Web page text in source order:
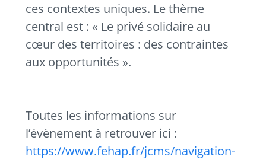
ces contextes uniques. Le thème
central est : « Le privé solidaire au
cœur des territoires : des contraintes
aux opportunités ».
Toutes les informations sur
l’évènement à retrouver ici :
https://www.fehap.fr/jcms/navigation-